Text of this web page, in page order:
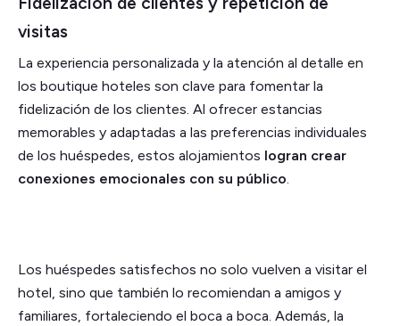
visitas
La experiencia personalizada y la atención al detalle en
los boutique hoteles son clave para fomentar la
fidelización de los clientes. Al ofrecer estancias
memorables y adaptadas a las preferencias individuales
de los huéspedes, estos alojamientos logran crear
conexiones emocionales con su público.
Los huéspedes satisfechos no solo vuelven a visitar el
hotel, sino que también lo recomiendan a amigos y
familiares, fortaleciendo el boca a boca. Además, la